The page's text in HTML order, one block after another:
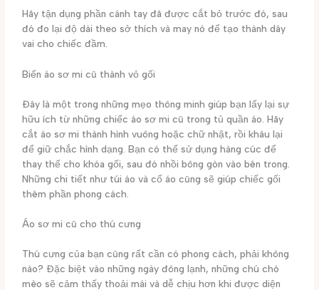
Hãy tận dụng phần cánh tay đã được cắt bỏ trước đó, sau
đó đo lại độ dài theo sở thích và may nó để tạo thành dây
vai cho chiếc đầm.
Biến áo sơ mi cũ thành vỏ gối
Đây là một trong những mẹo thông minh giúp bạn lấy lại sự
hữu ích từ những chiếc áo sơ mi cũ trong tủ quần áo. Hãy
cắt áo sơ mi thành hình vuông hoặc chữ nhật, rồi khâu lại
để giữ chắc hình dạng. Bạn có thể sử dụng hàng cúc để
thay thế cho khóa gối, sau đó nhồi bông gòn vào bên trong.
Những chi tiết như túi áo và cổ áo cũng sẽ giúp chiếc gối
thêm phần phong cách.
Áo sơ mi cũ cho thú cưng
Thú cưng của bạn cũng rất cần có phong cách, phải không
nào? Đặc biệt vào những ngày đông lạnh, những chú chó
mèo sẽ cảm thấy thoải mái và dễ chịu hơn khi được diện